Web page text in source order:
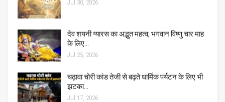
Jul 30, 2026
देव शयनी ग्यारस का अद्भुत महत्व, भगवान विष्णु चार माह
के लिए…
Jul 25, 2026
चढ़ावा चोरी कांड तेजी से बढ़ते धार्मिक पर्यटन के लिए भी
झटका…
Jul 17, 2026